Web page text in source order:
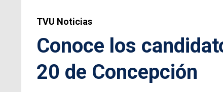
TVU Noticias
Conoce los
20 de Concepción